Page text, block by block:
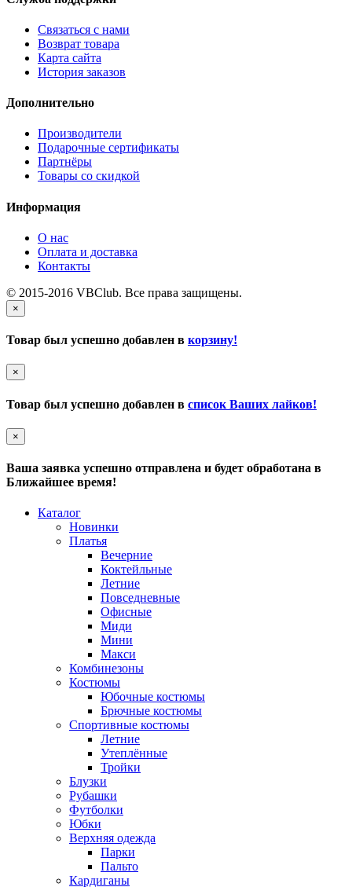
Связаться с нами
Возврат товара
Карта сайта
История заказов
Дополнительно
Производители
Подарочные сертификаты
Партнёры
Товары со скидкой
Информация
О нас
Оплата и доставка
Контакты
© 2015-2016 VBClub. Все права защищены.
×
Товар был успешно добавлен в корзину!
×
Товар был успешно добавлен в список Ваших лайков!
×
Ваша заявка успешно отправлена и будет обработана в
Ближайшее время!
Каталог
Новинки
Платья
Вечерние
Коктейльные
Летние
Повседневные
Офисные
Миди
Мини
Макси
Комбинезоны
Костюмы
Юбочные костюмы
Брючные костюмы
Спортивные костюмы
Летние
Утеплённые
Тройки
Блузки
Рубашки
Футболки
Юбки
Верхняя одежда
Парки
Пальто
Кардиганы